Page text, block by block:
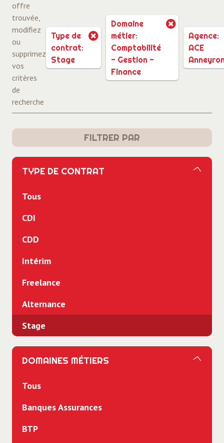
offre
trouvée,
modifiez
ou
supprimez
vos
critères
de
recherche
Type de
contrat:
Stage
Domaine
métier:
Comptabilité
- Gestion -
Finance
Agence:
ACE
FILTRER PAR
TYPE DE CONTRAT
Tous
CDI
CDD
Intérim
Freelance
Alternance
Stage
DOMAINES MÉTIERS
Tous
Banques Assurances
BTP